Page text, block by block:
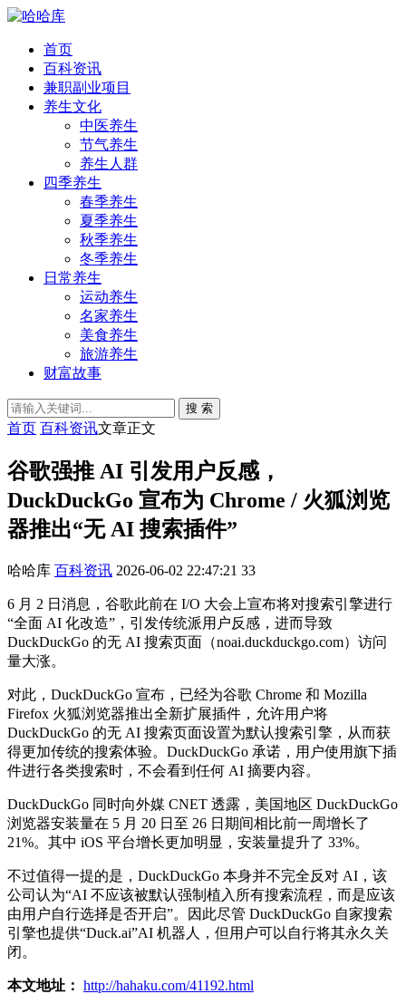
首页
百科资讯
兼职副业项目
养生文化
中医养生
节气养生
养生人群
四季养生
春季养生
夏季养生
秋季养生
冬季养生
日常养生
运动养生
名家养生
美食养生
旅游养生
财富故事
搜 索
首页 百科资讯文章正文
谷歌强推 AI 引发用户反感，
DuckDuckGo 宣布为 Chrome / 火狐浏览
器推出“无 AI 搜索插件”
哈哈库 百科资讯 2026-06-02 22:47:21 33
6 月 2 日消息，谷歌此前在 I/O 大会上宣布将对搜索引擎进行
“全面 AI 化改造”，引发传统派用户反感，进而导致
DuckDuckGo 的无 AI 搜索页面（noai.duckduckgo.com）访问
量大涨。
对此，DuckDuckGo 宣布，已经为谷歌 Chrome 和 Mozilla
Firefox 火狐浏览器推出全新扩展插件，允许用户将
DuckDuckGo 的无 AI 搜索页面设置为默认搜索引擎，从而获
得更加传统的搜索体验。DuckDuckGo 承诺，用户使用旗下插
件进行各类搜索时，不会看到任何 AI 摘要内容。
DuckDuckGo 同时向外媒 CNET 透露，美国地区 DuckDuckGo
浏览器安装量在 5 月 20 日至 26 日期间相比前一周增长了
21%。其中 iOS 平台增长更加明显，安装量提升了 33%。
不过值得一提的是，DuckDuckGo 本身并不完全反对 AI，该
公司认为“AI 不应该被默认强制植入所有搜索流程，而是应该
由用户自行选择是否开启”。因此尽管 DuckDuckGo 自家搜索
引擎也提供“Duck.ai”AI 机器人，但用户可以自行将其永久关
闭。
本文地址： http://hahaku.com/41192.html